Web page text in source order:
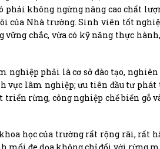
phải không ngừng nâng cao chất
của Nhà trường. Sinh viên tốt
vững chắc, vừa có kỹ năng thực
nghiệp phải là cơ sở đào tạo,
vực lâm nghiệp; ưu tiên đầu tư
triển rừng, công nghiệp chế biến
học của trường rất rộng rãi, rất